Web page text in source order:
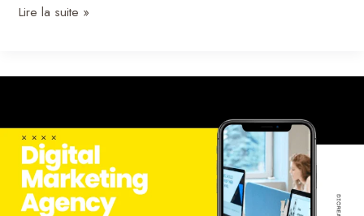
Lire la suite »
Agence
Digitale
à
Lyon
|